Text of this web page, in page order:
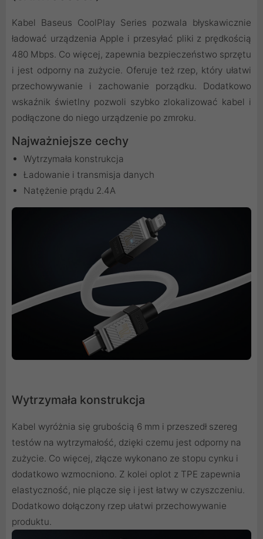
Kabel Baseus CoolPlay Series pozwala błyskawicznie
ładować urządzenia Apple i przesyłać pliki z prędkością
480 Mbps. Co więcej, zapewnia bezpieczeństwo sprzętu
i jest odporny na zużycie. Oferuje też rzep, który ułatwi
przechowywanie i zachowanie porządku. Dodatkowo
wskaźnik świetlny pozwoli szybko zlokalizować kabel i
podłączone do niego urządzenie po zmroku.
Najważniejsze cechy
Wytrzymała konstrukcja
Ładowanie i transmisja danych
Natężenie prądu 2.4A
Wytrzymała konstrukcja
Kabel wyróżnia się grubością 6 mm i przeszedł szereg
testów na wytrzymałość, dzięki czemu jest odporny na
zużycie. Co więcej, złącze wykonano ze stopu cynku i
dodatkowo wzmocniono. Z kolei oplot z TPE zapewnia
elastyczność, nie plącze się i jest łatwy w czyszczeniu.
Dodatkowo dołączony rzep ułatwi przechowywanie
produktu.